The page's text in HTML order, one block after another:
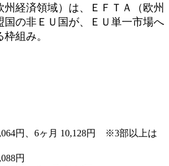
州経済領域）は、ＥＦＴＡ（欧州
国の非ＥＵ国が、ＥＵ単一市場へ
組み。
円、6ヶ月 10,128円 ※3部以上は
円